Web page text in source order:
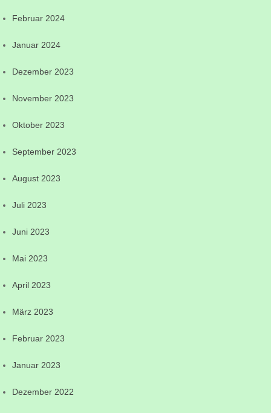
Februar 2024
Januar 2024
Dezember 2023
November 2023
Oktober 2023
September 2023
August 2023
Juli 2023
Juni 2023
Mai 2023
April 2023
März 2023
Februar 2023
Januar 2023
Dezember 2022